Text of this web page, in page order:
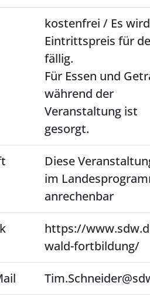
kostenfrei / Es
Eintrittspreis für
fällig.
Für Essen und
während der
Veranstaltung ist
gesorgt.
Diese
im
anrechenbar
https://
wald-fortbildung/